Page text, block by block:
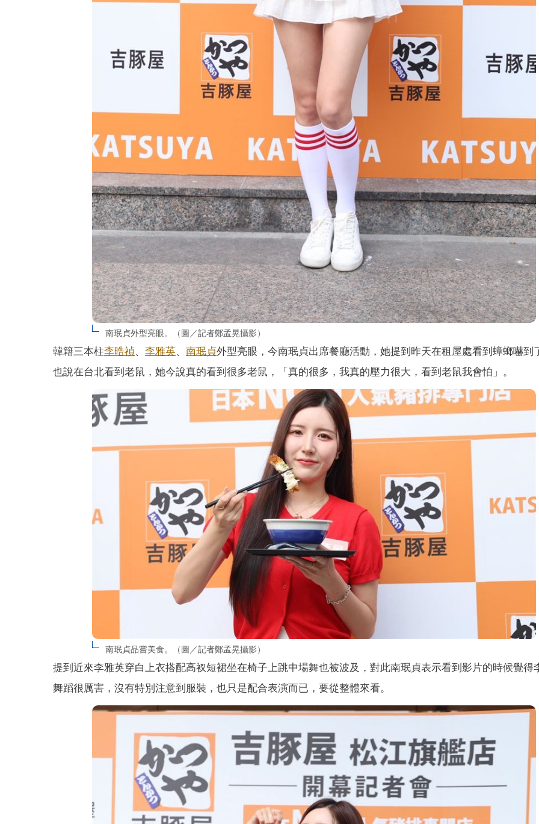
南珉貞外型亮眼。（圖／記者鄭孟晃攝影）
韓籍三本柱李晧禎、 李雅英、 南珉貞外型亮眼，今南珉貞出席餐廳活動，她提到昨天在租屋處看到蟑螂嚇到
也說在台北看到老鼠，她今說真的看到很多老鼠，「真的很多，我真的壓力很大，看到老鼠我會怕」。
南珉貞品嘗美食。（圖／記者鄭孟晃攝影）
提到近來李雅英穿白上衣搭配高衩短裙坐在椅子上跳中場舞也被波及，對此南珉貞表示看到影片的時候覺得
舞蹈很厲害，沒有特別注意到服裝，也只是配合表演而已，要從整體來看。